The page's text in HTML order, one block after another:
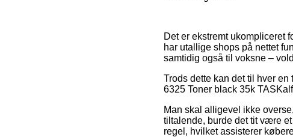
Det er ekstremt ukompliceret
har utallige shops på nettet
samtidig også til voksne –
Trods dette kan det til hver
6325 Toner black 35k
Man skal alligevel ikke
tiltalende, burde det tit være
regel, hvilket assisterer